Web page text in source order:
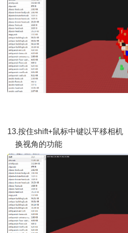
13.按住shift+鼠标中键以平移相机
换视角的功能